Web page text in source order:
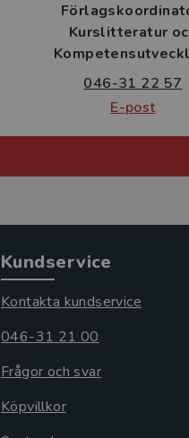
Kurslitteratur
046-31 22 57
E-post
Kundservice
Kontakta kundservice
046-31 21 00
Frågor och svar
Köpvillkor